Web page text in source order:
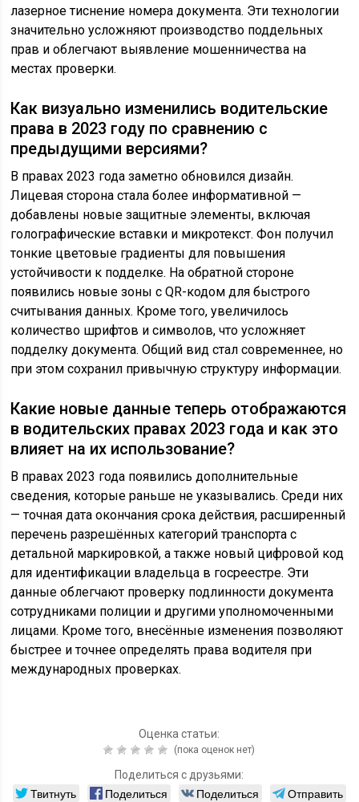
лазерное тиснение номера документа. Эти технологии
значительно усложняют производство поддельных
прав и облегчают выявление мошенничества на
местах проверки.
Как визуально изменились водительские
права в 2023 году по сравнению с
предыдущими версиями?
В правах 2023 года заметно обновился дизайн.
Лицевая сторона стала более информативной —
добавлены новые защитные элементы, включая
голографические вставки и микротекст. Фон получил
тонкие цветовые градиенты для повышения
устойчивости к подделке. На обратной стороне
появились новые зоны с QR-кодом для быстрого
считывания данных. Кроме того, увеличилось
количество шрифтов и символов, что усложняет
подделку документа. Общий вид стал современнее, но
при этом сохранил привычную структуру информации.
Какие новые данные теперь отображаются
в водительских правах 2023 года и как это
влияет на их использование?
В правах 2023 года появились дополнительные
сведения, которые раньше не указывались. Среди них
— точная дата окончания срока действия, расширенный
перечень разрешённых категорий транспорта с
детальной маркировкой, а также новый цифровой код
для идентификации владельца в госреестре. Эти
данные облегчают проверку подлинности документа
сотрудниками полиции и другими уполномоченными
лицами. Кроме того, внесённые изменения позволяют
быстрее и точнее определять права водителя при
международных проверках.
Оценка статьи:
(пока оценок нет)
Поделиться с друзьями:
Твитнуть Поделиться Поделиться
Отправить